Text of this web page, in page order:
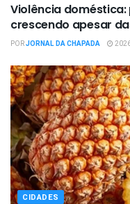
Violência
crescendo apesar
PORJORNAL DA CHAPADA
CIDADES